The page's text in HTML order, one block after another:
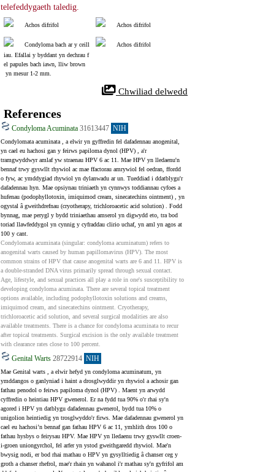
telefeddygaeth taledig.
Achos difrifol
Condyloma bach ar y ceill
iau. Efallai y byddant yn dechrau f
el papules bach iawn, lliw brown
yn mesur 1-2 mm.
Achos difrifol
Achos difrifol
Chwiliad delwedd
References
Condyloma Acuminata 31613447 NIH
Condylomata acuminata , a elwir yn gyffredin fel dafadennau anogenital,
yn cael eu hachosi gan y feirws papiloma dynol (HPV) , a'r
tramgwyddwyr amlaf yw straenau HPV 6 ac 11. Mae HPV yn lledaenu'n
bennaf trwy gyswllt rhywiol ac mae ffactorau amrywiol fel oedran, ffordd
o fyw, ac ymddygiad rhywiol yn dylanwadu ar un. Tueddiad i ddatblygu'r
dafadennau hyn. Mae opsiynau triniaeth yn cynnwys toddiannau cyfoes a
hufenau (podophyllotoxin, imiquimod cream, sinecatechins ointment) , yn
ogystal â gweithdrefnau (cryotherapy, trichloroacetic acid solution) . Fodd
bynnag, mae perygl y bydd triniaethau amserol yn digwydd eto, tra bod
toriad llawfeddygol yn cynnig y cyfraddau clirio uchaf, yn aml yn agos at
100 y cant.
Condylomata acuminata (singular: condyloma acuminatum) refers to
anogenital warts caused by human papillomavirus (HPV). The most
common strains of HPV that cause anogenital warts are 6 and 11. HPV is
a double-stranded DNA virus primarily spread through sexual contact.
Age, lifestyle, and sexual practices all play a role in one's susceptibility to
developing condyloma acuminata. There are several topical treatment
options available, including podophyllotoxin solutions and creams,
imiquimod cream, and sinecatechins ointment. Cryotherapy,
trichloroacetic acid solution, and several surgical modalities are also
available treatments. There is a chance for condyloma acuminata to recur
after topical treatments. Surgical excision is the only available treatment
with clearance rates close to 100 percent.
Genital Warts 28722914 NIH
Mae Genital warts , a elwir hefyd yn condyloma acuminatum, yn
ymddangos o ganlyniad i haint a drosglwyddir yn rhywiol a achosir gan
fathau penodol o feirws papiloma dynol (HPV) . Maent yn arwydd
cyffredin o heintiau HPV gwenerol. Er na fydd tua 90% o'r rhai sy'n
agored i HPV yn datblygu dafadennau gwenerol, bydd tua 10% o
unigolion heintiedig yn trosglwyddo'r firws. Mae dafadennau gwenerol yn
cael eu hachosi’n bennaf gan fathau HPV 6 ac 11, ymhlith dros 100 o
fathau hysbys o feirysau HPV. Mae HPV yn lledaenu trwy gyswllt croen-
i-groen uniongyrchol, fel arfer yn ystod gweithgaredd rhywiol. Mae'n
bwysig nodi, er bod rhai mathau o HPV yn gysylltiedig â chanser ceg y
groth a chanser rhefrol, mae'r rhain yn wahanol i'r mathau sy'n gyfrifol am